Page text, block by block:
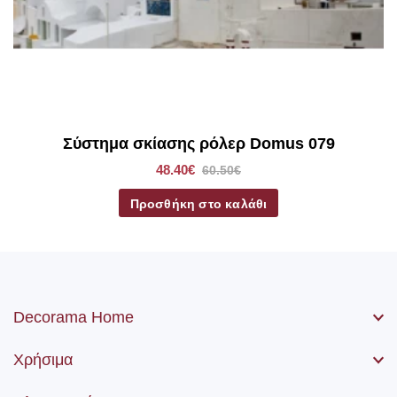
Σύστημα σκίασης ρόλερ Domus 079
48.40€ 60.50€
Προσθήκη στο καλάθι
Decorama Home
Χρήσιμα